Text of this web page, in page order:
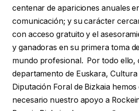
centenar de apariciones anuales
comunicación; y su carácter
con acceso gratuito y el
y ganadoras en su primera toma
mundo profesional. Por todo ello,
departamento de Euskara,
Diputación Foral de Bizkaia
necesario nuestro apoyo a